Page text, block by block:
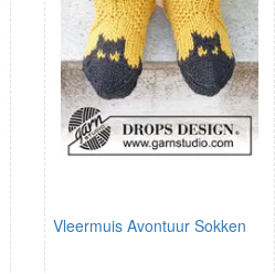
Vleermuis Avontuur Sokken